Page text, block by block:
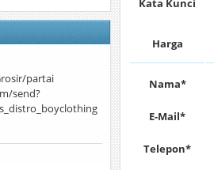
partai
send?
Kata Kunci
Harga
Nama*
E-Mail*
Telepon*